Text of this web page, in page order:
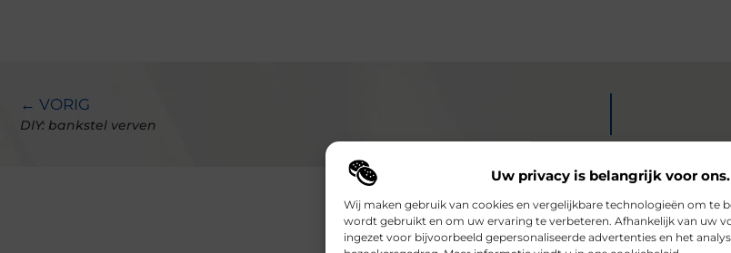
Uw privacy is belangrijk voor ons.
Wij maken gebruik van cookies en vergelijkbare technologieën om te
wordt gebruikt en om uw ervaring te verbeteren. Afhankelijk van uw
ingezet voor bijvoorbeeld gepersonaliseerde advertenties en het
← VORIG
DIY: bankstel verven